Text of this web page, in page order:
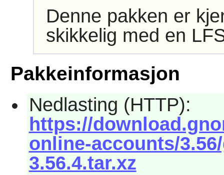
Denne pakken er
skikkelig med en
Pakkeinformasjon
Nedlasting (HTTP):
https://
online-accounts/
3.56.4.tar.xz